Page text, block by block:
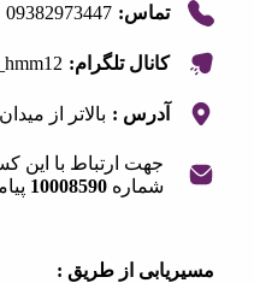
تماس: 09382973447
کانال تلگرام: t.me/Ham_hmm12
آدرس : بالاتر از میدان سردار
جهت ارتباط با این کسب و کار
شماره 10008590 پیامک نمایید.
از طریق :